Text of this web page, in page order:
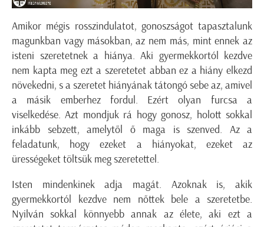
Amikor mégis rosszindulatot, gonoszságot tapasztalunk
magunkban vagy másokban, az nem más, mint ennek az
isteni szeretetnek a hiánya. Aki gyermekkortól kezdve
nem kapta meg ezt a szeretetet abban ez a hiány elkezd
növekedni, s a szeretet hiányának tátongó sebe az, amivel
a másik emberhez fordul. Ezért olyan furcsa a
viselkedése. Azt mondjuk rá hogy gonosz, holott sokkal
inkább sebzett, amelytől ő maga is szenved. Az a
feladatunk, hogy ezeket a hiányokat, ezeket az
ürességeket töltsük meg szeretettel.
Isten mindenkinek adja magát. Azoknak is, akik
gyermekkortól kezdve nem nőttek bele a szeretetbe.
Nyilván sokkal könnyebb annak az élete, aki ezt a